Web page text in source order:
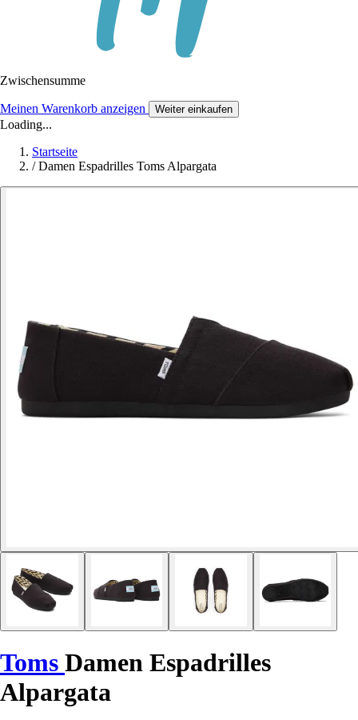
Zwischensumme
Meinen Warenkorb anzeigen Weiter einkaufen
Loading...
Startseite
/ Damen Espadrilles Toms Alpargata
Toms Damen Espadrilles
Alpargata